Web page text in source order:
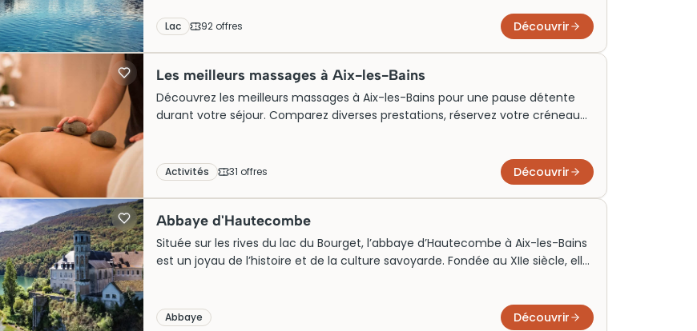
touristes chaque année, impatients de réserver leurs billets pour des visites
guidées et découvrir sa beauté incomparable, ainsi que ses activités
nautiques et ses paysages pittoresques.
Lac 92 offres Découvrir
Les meilleurs massages à Aix-les-Bains
Découvrez les meilleurs massages à Aix-les-Bains pour une pause détente
durant votre séjour. Comparez diverses prestations, réservez votre créneau
Activités 31 offres Découvrir
Abbaye d'Hautecombe
Située sur les rives du lac du Bourget, l’abbaye d’Hautecombe à Aix-les-Bains
est un joyau de l’histoire et de la culture savoyarde. Fondée au XIIe siècle, elle
par ses sculptures délicates et son cadre naturel paisible. Assurez-vous
Abbaye Découvrir